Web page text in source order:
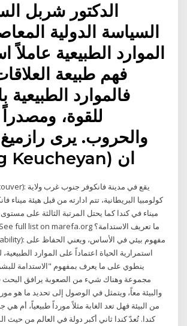
الدكتور شربل
السياسة الدولية
الموارد الطبيعية
فهم طبيعة
فالموارد الطبيعية
للقوة،
والحروب. يرى
(Razmig Keucheyan) ان
كولومبيا البريطانية، تتم ادارته من قبل هيئة ميناء
ميناء في كندا كما يحتل المرتبة الثالثة على
استمرارية الحياة اعتماداً على الموارد
ينطوي على ما يعرف بمفهوم "الاستدامة
مجموعة وهناك شيء من الصعوبة يرافق البحث
والبيئة معاً، ويتمثل في الوصول إلى تحديد ما هو
من البيئة فهل تعد الغابة مثلاً مورداً طبيعياً، أم هي
كندا. تُعدّ كندا ثاني أكبر دولة في العالم من حيث